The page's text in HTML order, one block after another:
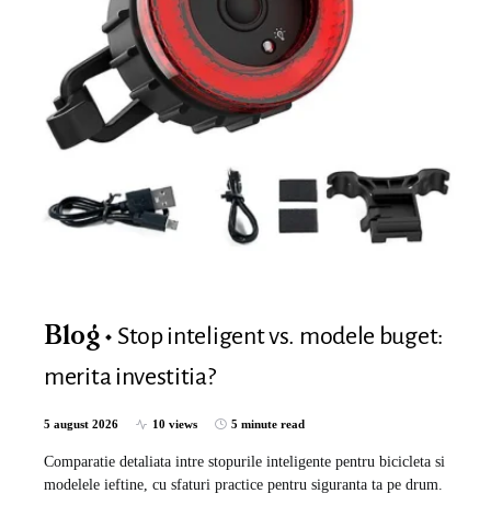
Blog
Stop inteligent vs. modele buget:
merita investitia?
5 august 2026 10 views 5 minute read
Comparatie detaliata intre stopurile inteligente pentru bicicleta si
modelele ieftine, cu sfaturi practice pentru siguranta ta pe drum.